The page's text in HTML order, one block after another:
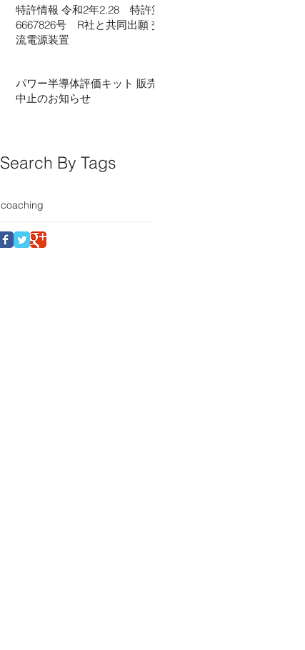
特許情報 令和2年2.28 特許第
6667826号 R社と共同出願 交
流電源装置
パワー半導体評価キット 販売
中止のお知らせ
Search By Tags
coaching